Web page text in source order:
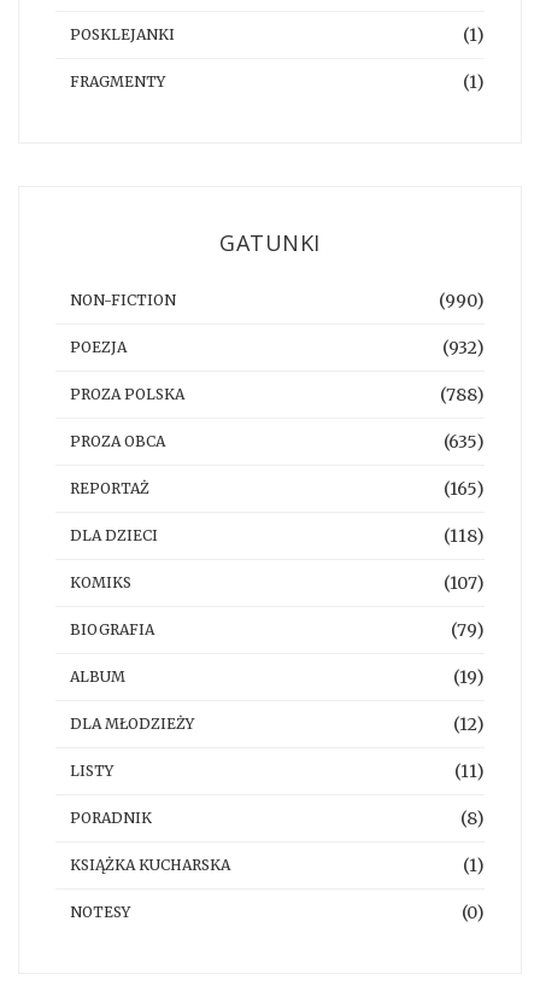
POSKLEJANKI (1)
FRAGMENTY (1)
GATUNKI
NON-FICTION (990)
POEZJA (932)
PROZA POLSKA (788)
PROZA OBCA (635)
REPORTAŻ (165)
DLA DZIECI (118)
KOMIKS (107)
BIOGRAFIA (79)
ALBUM (19)
DLA MŁODZIEŻY (12)
LISTY (11)
PORADNIK (8)
KSIĄŻKA KUCHARSKA (1)
NOTESY (0)